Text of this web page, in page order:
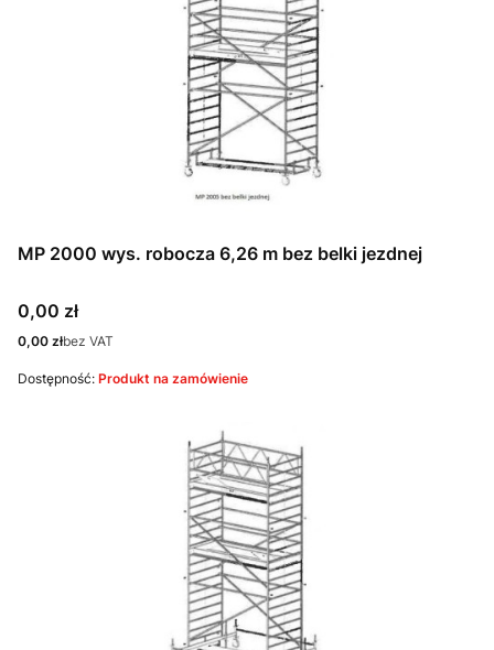
MP 2000 wys. robocza 6,26 m bez belki jezdnej
Cena
0,00 zł
Cena
0,00 złbez VAT
Dostępność: Produkt na zamówienie